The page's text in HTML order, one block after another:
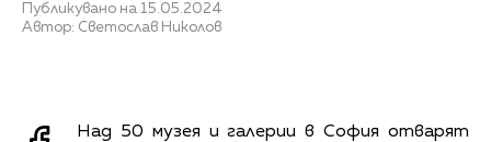
Публикувано на 15.05.2024
Автор: Светослав Николов
Над 50 музея и галерии в София отварят